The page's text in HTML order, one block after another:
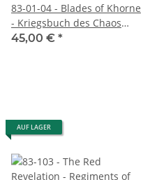
83-01-04 - Blades of Khorne
- Kriegsbuch des Chaos
(DEUTSCH)
45,00 € *
AUF LAGER